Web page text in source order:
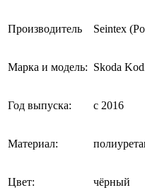
Производитель Seintex
Марка и модель: Skoda
Год выпуска: с 2016
Материал:
Цвет: чёрный